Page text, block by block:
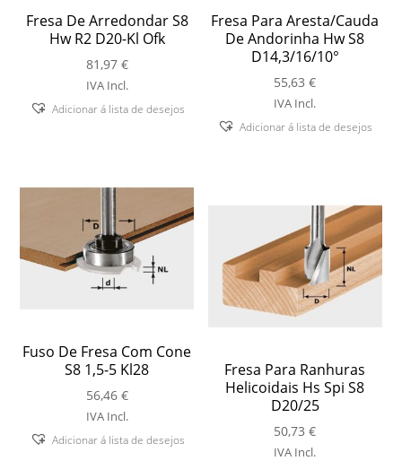
Fresa De Arredondar S8
Hw R2 D20-Kl Ofk
81,97 €
IVA Incl.
Adicionar á lista de desejos
Fresa Para Aresta/Cauda
De Andorinha Hw S8
D14,3/16/10°
55,63€
IVA Incl.
Adicionar á lista de desejos
Fuso De Fresa Com Cone
S8 1,5-5 Kl28
56,46 €
IVA Incl.
Adicionar á lista de desejos
Fresa Para Ranhuras
Helicoidais Hs Spi S8
D20/25
50,73€
IVA Incl.